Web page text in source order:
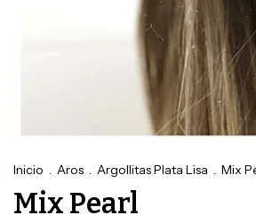
Inicio . Aros . Argollitas Plata Lisa . Mix
Mix Pearl